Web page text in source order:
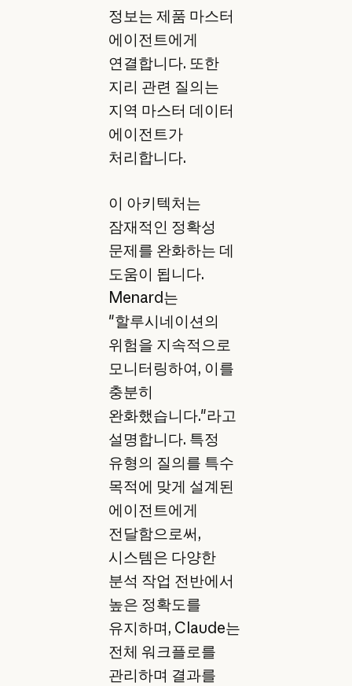
정보는 제품 마스터
에이전트에게
연결합니다. 또한
지리 관련 질의는
지역 마스터 데이터
에이전트가
처리합니다.
이 아키텍처는
잠재적인 정확성
문제를 완화하는 데
도움이 됩니다.
Menard는
"할루시네이션의
위험을 지속적으로
모니터링하여, 이를
충분히
완화했습니다."라고
설명합니다. 특정
유형의 질의를 특수
목적에 맞게 설계된
에이전트에게
전달함으로써,
시스템은 다양한
분석 작업 전반에서
높은 정확도를
유지하며, Claude는
전체 워크플로를
관리하며 결과를